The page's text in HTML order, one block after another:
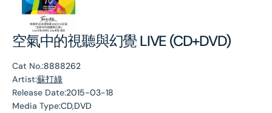
空氣中的視聽與幻覺 LIVE (CD+DVD)
Cat No.:8888262
Artist:蘇打綠
Release Date:2015-03-18
Media Type:CD,DVD